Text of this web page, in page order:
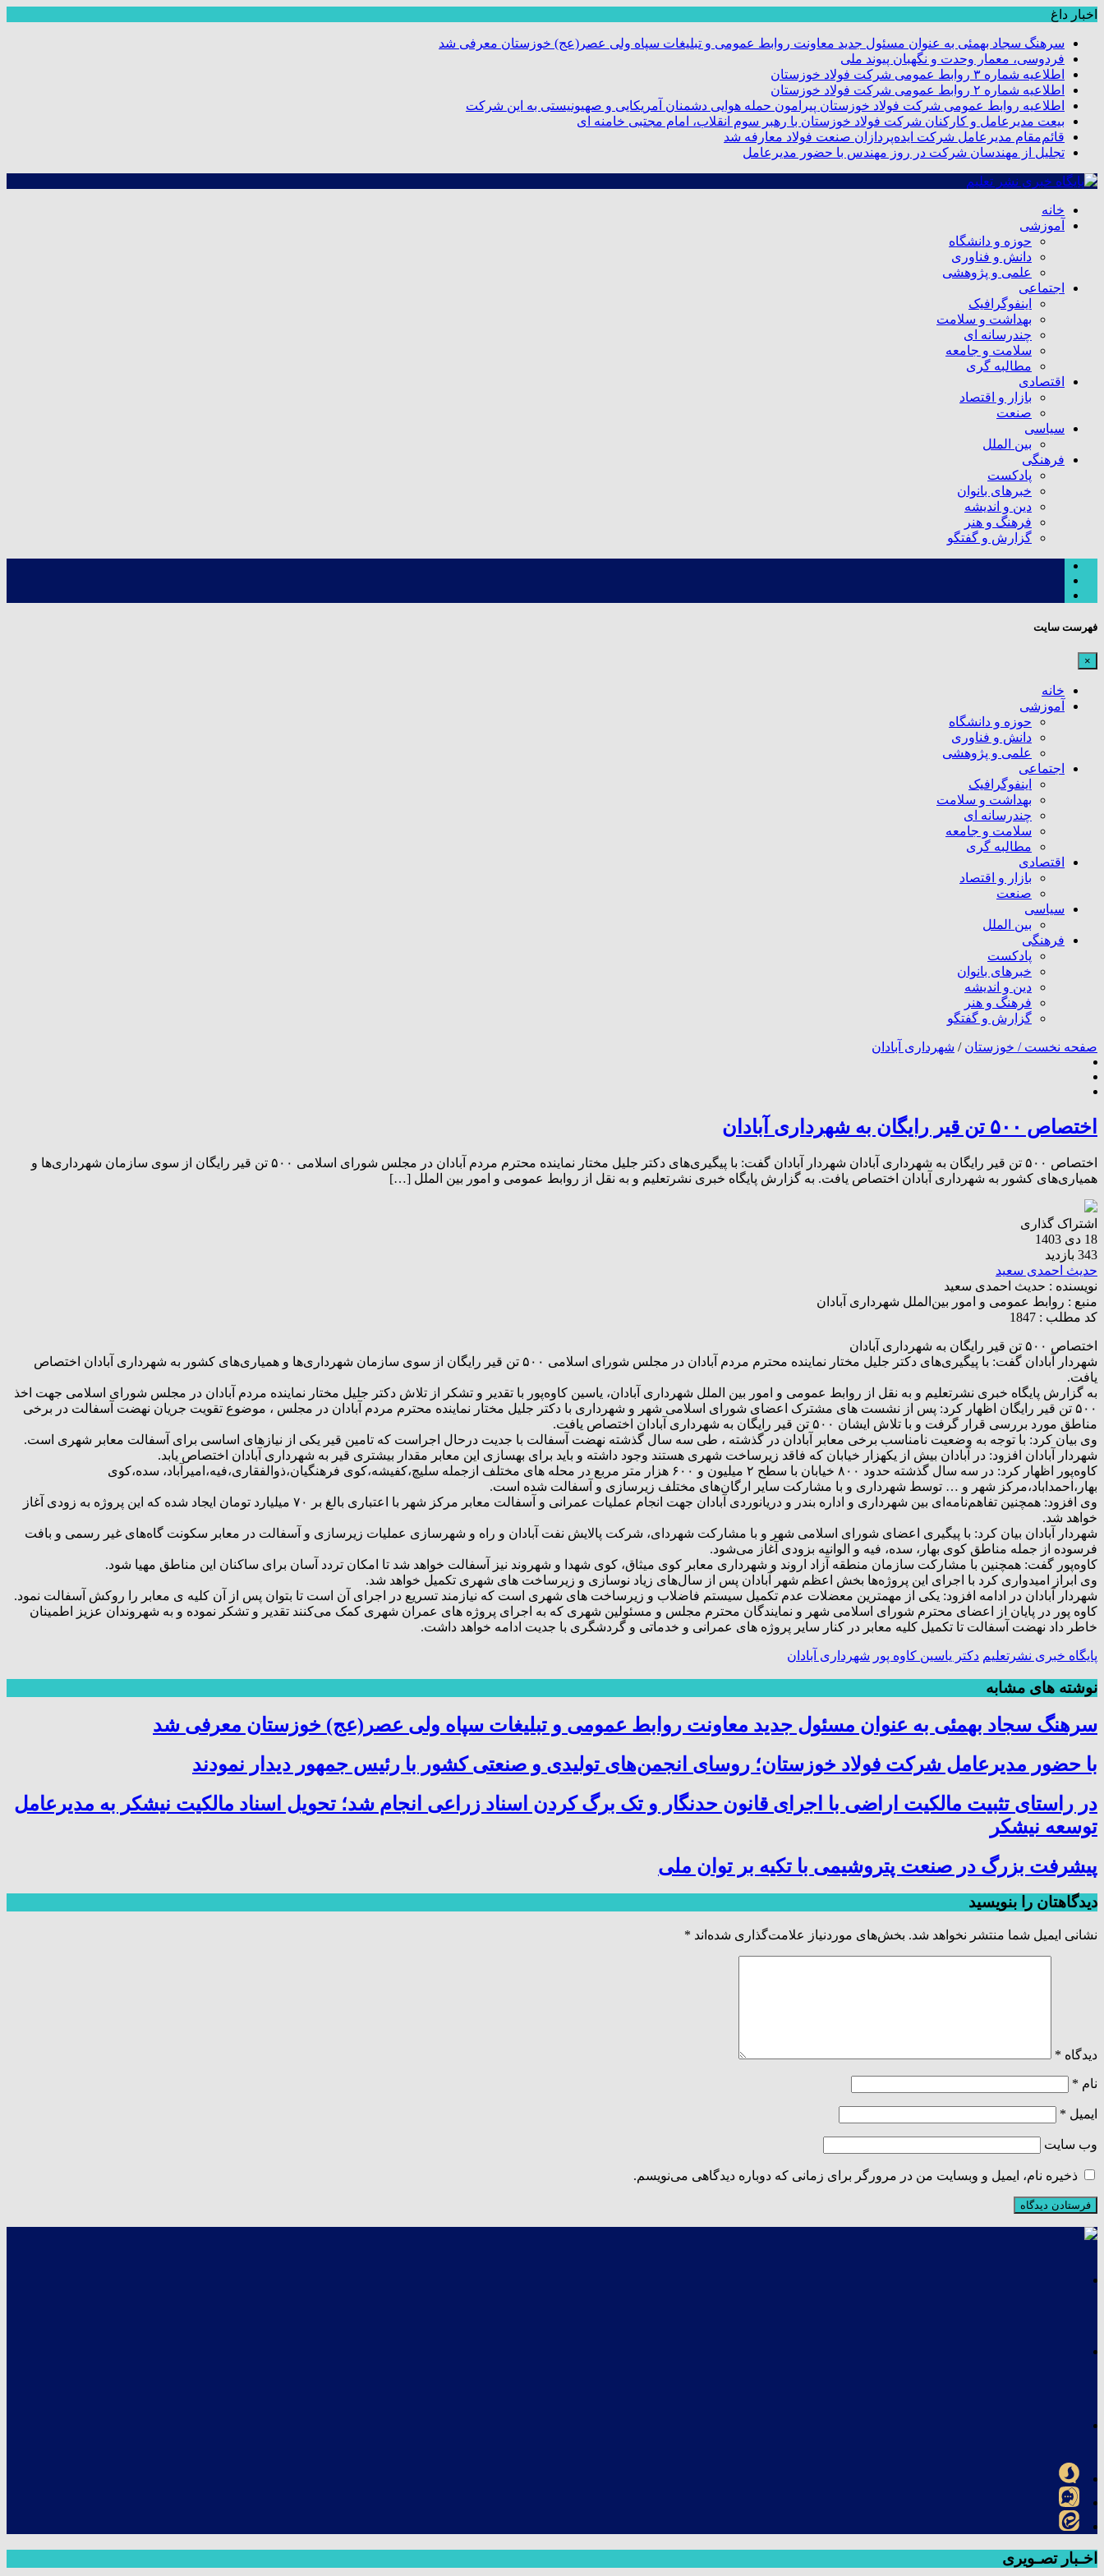
اخبار داغ
سرهنگ سجاد بهمئی به عنوان مسئول جدید معاونت روابط عمومی و تبلیغات سپاه ولی عصر(عج) خوزستان معرفی شد
فردوسی، معمار وحدت و نگهبان پیوند ملی
اطلاعیه شماره ۳ روابط عمومی شرکت فولاد خوزستان
اطلاعیه شماره ۲ روابط عمومی شرکت فولاد خوزستان
اطلاعیه روابط عمومی شرکت فولاد خوزستان پیرامون حمله هوایی دشمنان آمریکایی و صهیونیستی به این شرکت
بیعت مدیرعامل و کارکنان شرکت فولاد خوزستان با رهبر سوم انقلاب، امام مجتبی خامنه ای
قائم‌مقام مدیرعامل شرکت ایده‌پردازان صنعت فولاد معارفه شد
تجلیل از مهندسان شرکت در روز مهندس با حضور مدیرعامل
خانه
آموزشی
حوزه و دانشگاه
دانش و فناوری
علمی و پژوهشی
اجتماعی
اینفوگرافیک
بهداشت و سلامت
چندرسانه ای
سلامت و جامعه
مطالبه گری
اقتصادی
بازار و اقتصاد
صنعت
سیاسی
بین الملل
فرهنگی
پادکست
خبرهای بانوان
دین و اندیشه
فرهنگ و هنر
گزارش و گفتگو
فهرست سایت
×
خانه
آموزشی
حوزه و دانشگاه
دانش و فناوری
علمی و پژوهشی
اجتماعی
اینفوگرافیک
بهداشت و سلامت
چندرسانه ای
سلامت و جامعه
مطالبه گری
اقتصادی
بازار و اقتصاد
صنعت
سیاسی
بین الملل
فرهنگی
پادکست
خبرهای بانوان
دین و اندیشه
فرهنگ و هنر
گزارش و گفتگو
صفحه نخست / خوزستان / شهرداری آبادان
اختصاص ۵۰۰ تن قیر رایگان به شهرداری آبادان
اختصاص ۵۰۰ تن قیر رایگان به شهرداری آبادان شهردار آبادان گفت: با پیگیری‌های دکتر جلیل مختار نماینده محترم مردم آبادان در مجلس شورای اسلامی ۵۰۰ تن قیر رایگان از سوی سازمان شهرداری‌ها و
همیاری‌های کشور به شهرداری آبادان اختصاص یافت. به گزارش پایگاه خبری نشرتعلیم و به نقل از روابط عمومی و امور بین الملل […]
اشتراک گذاری
18 دی 1403
343 بازدید
حدیث احمدی سعید
نویسنده : حدیث احمدی سعید
منبع : روابط عمومی و امور بین‌الملل شهرداری آبادان
کد مطلب : 1847
اختصاص ۵۰۰ تن قیر رایگان به شهرداری آبادان
شهردار آبادان گفت: با پیگیری‌های دکتر جلیل مختار نماینده محترم مردم آبادان در مجلس شورای اسلامی ۵۰۰ تن قیر رایگان از سوی سازمان شهرداری‌ها و همیاری‌های کشور به شهرداری آبادان اختصاص
یافت.
به گزارش پایگاه خبری نشرتعلیم و به نقل از روابط عمومی و امور بین الملل شهرداری آبادان، یاسین کاوه‌پور با تقدیر و تشکر از تلاش دکتر جلیل مختار نماینده مردم آبادان در مجلس شورای اسلامی جهت اخذ
۵۰۰ تن قیر رایگان اظهار کرد: پس از نشست های مشترک اعضای شورای اسلامی شهر و شهرداری با دکتر جلیل مختار نماینده محترم مردم آبادان در مجلس ، موضوع تقویت جریان نهضت آسفالت در برخی
مناطق مورد بررسی قرار گرفت و با تلاش ایشان ۵۰۰ تن قیر رایگان به شهرداری آبادان اختصاص یافت.
وی بیان کرد: با توجه به وضعیت نامناسب برخی معابر آبادان در گذشته ، طی سه سال گذشته نهضت آسفالت با جدیت درحال اجراست که تامین قیر یکی از نیازهای اساسی برای آسفالت معابر شهری است.
شهردار آبادان افزود: در آبادان بیش از یکهزار خیابان که فاقد زیرساخت شهری هستند وجود داشته و باید برای بهسازی این معابر مقدار بیشتری قیر به شهرداری آبادان اختصاص یابد.
کاوه‌پور اظهار کرد: در سه سال گذشته حدود ۸۰۰ خیابان با سطح ۲ میلیون و ۶۰۰ هزار متر مربع در محله های مختلف ازجمله سلیچ،کفیشه،کوی فرهنگیان،ذوالفقاری،فیه،امیرآباد، سده،کوی
بهار،احمداباد،مرکز شهر و … توسط شهرداری و با مشارکت سایر ارگان‌های مختلف زیرسازی و آسفالت شده است.
وی افزود: همچنین تفاهم‌نامه‌ای بین شهرداری و اداره بندر و دریانوردی آبادان جهت انجام عملیات عمرانی و آسفالت معابر مرکز شهر با اعتباری بالغ بر ۷۰ میلیارد تومان ایجاد شده که این پروژه به زودی آغاز
خواهد شد.
شهردار آبادان بیان کرد: با پیگیری اعضای شورای اسلامی شهر و با مشارکت شهردای، شرکت پالایش نفت آبادان و راه و شهرسازی عملیات زیرسازی و آسفالت در معابر سکونت گاه‌های غیر رسمی و بافت
فرسوده از جمله مناطق کوی بهار، سده، فیه و الوانیه بزودی آغاز می‌شود.
کاوه‌پور گفت: همچنین با مشارکت سازمان منطقه آزاد اروند و شهرداری معابر کوی میثاق، کوی شهدا و شهروند نیز آسفالت خواهد شد تا امکان تردد آسان برای ساکنان این مناطق مهیا شود.
وی ابراز امیدواری کرد با اجرای این پروژه‌ها بخش‌ اعظم شهر آبادان پس از سال‌های زیاد نوسازی و زیرساخت های شهری تکمیل خواهد شد.
شهردار آبادان در ادامه افزود: یکی از مهمترین معضلات عدم تکمیل سیستم فاضلاب و زیرساخت های شهری است که نیازمند تسریع در اجرای آن است تا بتوان پس از آن کلیه ی معابر را روکش آسفالت نمود.
کاوه ‌پور در پایان از اعضای محترم شورای اسلامی شهر و نمایندگان محترم مجلس و مسئولین شهری که به اجرای پروژه های عمران شهری کمک می‌کنند تقدیر و تشکر نموده و به شهروندان عزیز اطمینان
خاطر داد نهضت آسفالت تا تکمیل کلیه معابر در کنار سایر پروژه های عمرانی و خدماتی و گردشگری با جدیت ادامه خواهد داشت.
پایگاه خبری نشرتعلیم دکتر یاسین کاوه پور شهرداری آبادان
نوشته های مشابه
سرهنگ سجاد بهمئی به عنوان مسئول جدید معاونت روابط عمومی و تبلیغات سپاه ولی عصر(عج) خوزستان معرفی شد
با حضور مدیرعامل شرکت فولاد خوزستان؛ روسای انجمن‌های تولیدی و صنعتی کشور با رئیس جمهور دیدار نمودند
در راستای تثبیت مالکیت اراضی با اجرای قانون حدنگار و تک برگ کردن اسناد زراعی انجام شد؛ تحویل اسناد مالکیت نیشکر به مدیرعامل
توسعه نیشکر
پیشرفت بزرگ در صنعت پتروشیمی با تکیه بر توان ملی
دیدگاهتان را بنویسید
نشانی ایمیل شما منتشر نخواهد شد. بخش‌های موردنیاز علامت‌گذاری شده‌اند *
دیدگاه *
نام *
ایمیل *
وب‌ سایت
ذخیره نام، ایمیل و وبسایت من در مرورگر برای زمانی که دوباره دیدگاهی می‌نویسم.
اخـبار تصـویری